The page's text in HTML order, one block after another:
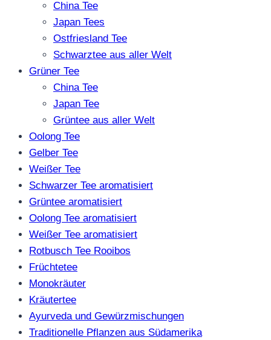
China Tee
Japan Tees
Ostfriesland Tee
Schwarztee aus aller Welt
Grüner Tee
China Tee
Japan Tee
Grüntee aus aller Welt
Oolong Tee
Gelber Tee
Weißer Tee
Schwarzer Tee aromatisiert
Grüntee aromatisiert
Oolong Tee aromatisiert
Weißer Tee aromatisiert
Rotbusch Tee Rooibos
Früchtetee
Monokräuter
Kräutertee
Ayurveda und Gewürzmischungen
Traditionelle Pflanzen aus Südamerika